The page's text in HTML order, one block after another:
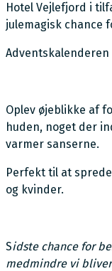
Hotel Vejlefjord i
julemagisk chance
Oplev øjeblikke af
huden, noget der
varmer sanserne.
Perfekt til at
og kvinder.
Sidste chance for
medmindre vi